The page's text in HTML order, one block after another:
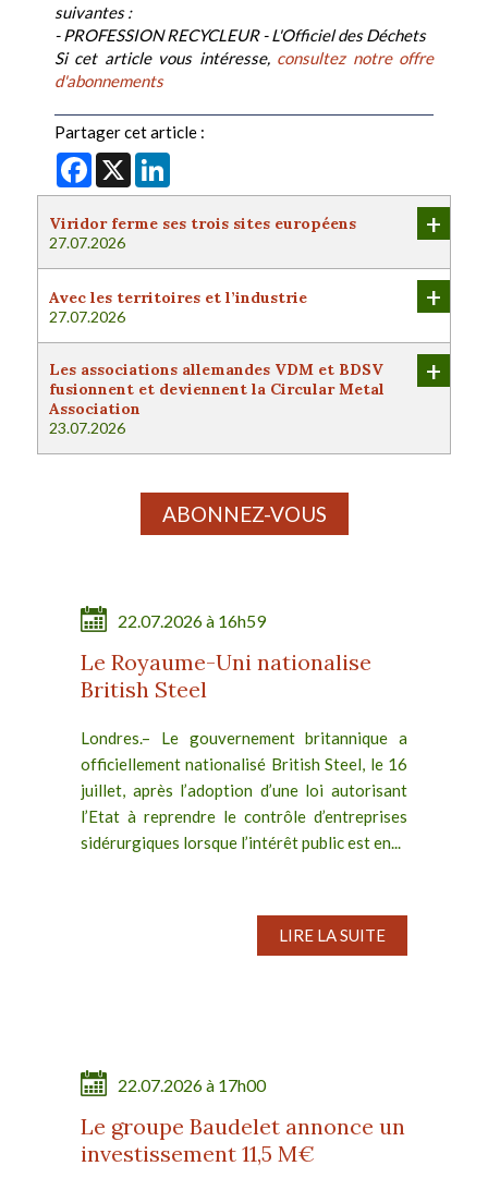
suivantes :
- PROFESSION RECYCLEUR - L'Officiel des Déchets
Si cet article vous intéresse, consultez notre offre
d'abonnements
Partager cet article :
Facebook
X
Viridor ferme ses trois sites européens
27.07.2026
+
Avec les territoires et l’industrie
27.07.2026
+
Les associations allemandes VDM et BDSV
fusionnent et deviennent la Circular Metal
Association
23.07.2026
+
ABONNEZ-VOUS
22.07.2026 à 16h59
Le Royaume-Uni nationalise
British Steel
Londres.– Le gouvernement britannique a
officiellement nationalisé British Steel, le 16
juillet, après l’adoption d’une loi autorisant
l’Etat à reprendre le contrôle d’entreprises
sidérurgiques lorsque l’intérêt public est en...
LIRE LA SUITE
22.07.2026 à 17h00
Le groupe Baudelet annonce un
investissement 11,5 M€